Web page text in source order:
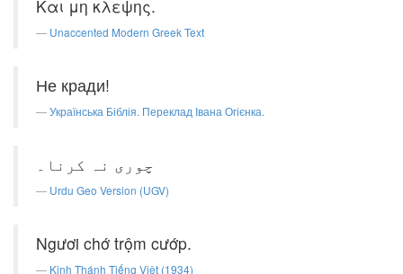
Και μη κλεψης.
Unaccented Modern Greek Text
Не кради!
Українська Біблія. Переклад Івана Огієнка.
چوری نہ کرنا۔
Urdu Geo Version (UGV)
Ngươi chớ trộm cướp.
Kinh Thánh Tiếng Việt (1934)